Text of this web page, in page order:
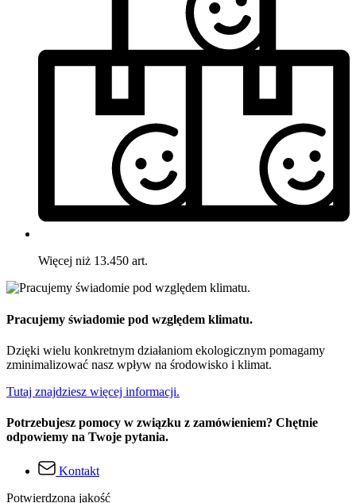
Więcej niż 13.450 art.
Pracujemy świadomie pod względem klimatu.
Dzięki wielu konkretnym działaniom ekologicznym pomagamy
zminimalizować nasz wpływ na środowisko i klimat.
Tutaj znajdziesz więcej informacji.
Potrzebujesz pomocy w związku z zamówieniem? Chętnie
odpowiemy na Twoje pytania.
Kontakt
Potwierdzona jakość